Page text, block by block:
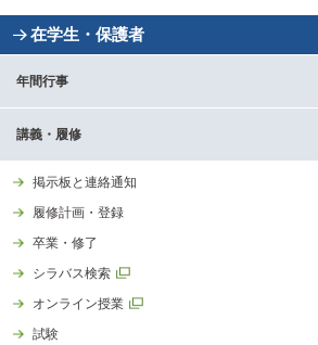
在学生・保護者
年間行事
講義・履修
掲示板と連絡通知
履修計画・登録
卒業・修了
シラバス検索
オンライン授業
試験